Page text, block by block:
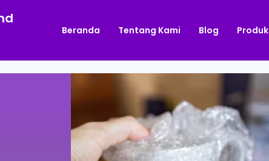
Beranda Tentang Kami Blog Produk